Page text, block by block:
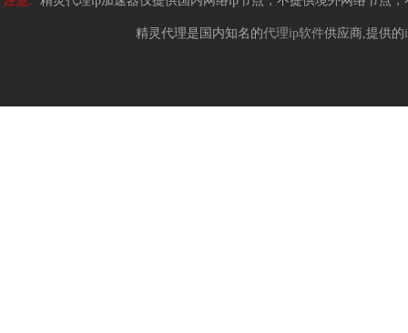
精灵代理是国内知名的代理ip软件供应商,提供的